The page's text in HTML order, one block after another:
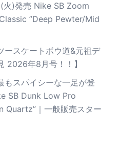
(火)発売 Nike SB Zoom
”Deep Pewter/Mid
ースケートボウ道&元祖デ
2026年8月号！！】
もスパイシーな一足が登
SB Dunk Low Pro
Quartz”｜一般販売スター